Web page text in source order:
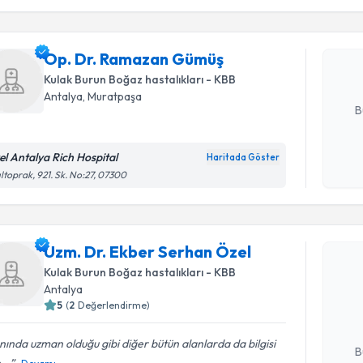
Op. Dr. Ramazan Gümüş
Kulak Burun Boğaz hastalıkları - KBB
Antalya , Muratpaşa
Antalya Rich Hospital Haritada Göster
921. Sk. No:27, 07300
Uzm. Dr. Ekber Serhan Özel
Kulak Burun Boğaz hastalıkları - KBB
Antalya
5 (2 Değerlendirme)
uzman olduğu gibi diğer bütün alanlarda da bilgisi